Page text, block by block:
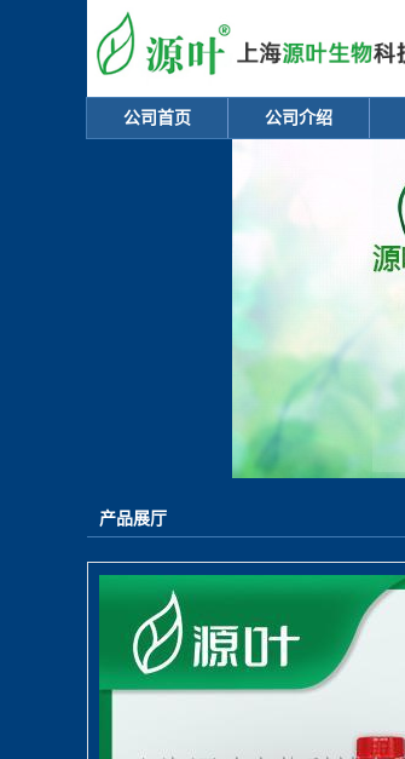
公司首页 公司介绍
产品展厅